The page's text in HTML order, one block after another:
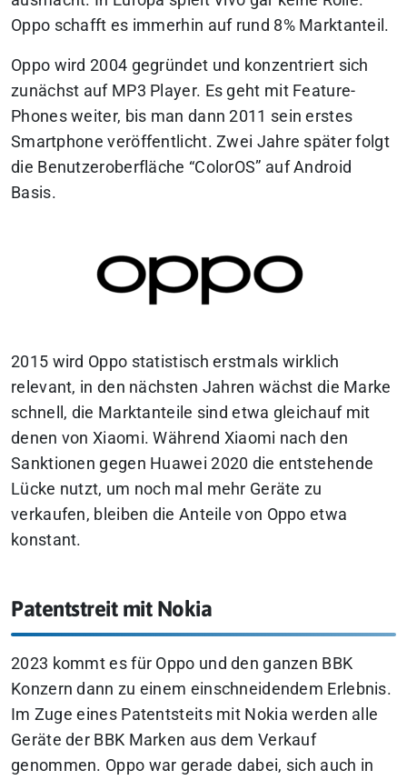
Oppo schafft es immerhin auf rund 8% Marktanteil.
Oppo wird 2004 gegründet und konzentriert sich
zunächst auf MP3 Player. Es geht mit Feature-
Phones weiter, bis man dann 2011 sein erstes
Smartphone veröffentlicht. Zwei Jahre später folgt
die Benutzeroberfläche “ColorOS” auf Android
Basis.
2015 wird Oppo statistisch erstmals wirklich
relevant, in den nächsten Jahren wächst die Marke
schnell, die Marktanteile sind etwa gleichauf mit
denen von Xiaomi. Während Xiaomi nach den
Sanktionen gegen Huawei 2020 die entstehende
Lücke nutzt, um noch mal mehr Geräte zu
verkaufen, bleiben die Anteile von Oppo etwa
konstant.
Patentstreit mit Nokia
2023 kommt es für Oppo und den ganzen BBK
Konzern dann zu einem einschneidendem Erlebnis.
Im Zuge eines Patentsteits mit Nokia werden alle
Geräte der BBK Marken aus dem Verkauf
genommen. Oppo war gerade dabei, sich auch in